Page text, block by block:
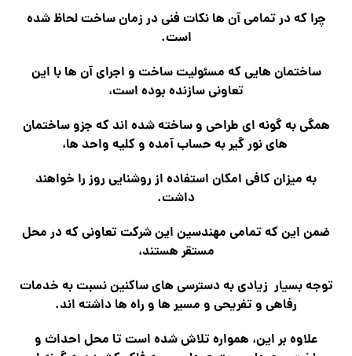
چرا که در تمامی آن ها نکات فنی در زمان ساخت لحاظ شده
است.
ساختمان هایی که مسئولیت ساخت و اجرای آن ها با این
تعاونی سازنده بوده است،
همگی به گونه ای طراحی و ساخته شده اند که جزو ساختمان
های نور گیر به حساب آمده و کلیه واحد ها،
به میزان کافی امکان استفاده از روشنایی روز را خواهند
داشت.
ضمن این که تمامی مهندسین این شرکت تعاونی که در محل
مستقر هستند،
توجه بسیار زیادی به دسترسی های ساکنین نسبت به خدمات
رفاهی و تفریحی و مسیر ها و راه ها داشته اند.
علاوه بر این، همواره تلاش شده است تا محل احداث و